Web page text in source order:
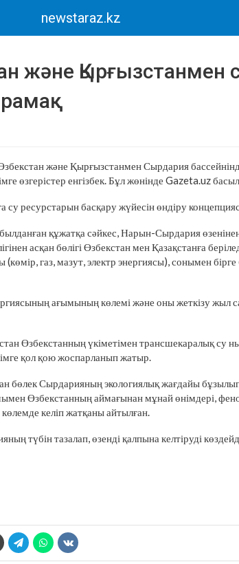
newstaraz.kz
және Қырғызстанмен
және Қырғызстанмен Сырдария
өзгерістер енгізбек. Бұл жөнінде Gazeta.uz
ресурстарын басқару жүйесін өндіру
құжатқа сәйкес, Нарын-Сырдария өзенінен
асқан бөлігі Өзбекстан мен Қазақстанға
газ, мазут, электр энергиясы), сонымен бірге
ағымының көлемі және оны жеткізу жыл
Өзбекстанның үкіметімен трансшекаралық су
қол қою жоспарланып жатыр.
бөлек Сырдарияның экологиялық жағдайы
Өзбекстанның аймағынан мұнай өнімдері,
келіп жатқаны айтылған.
түбін тазалап, өзенді қалпына келтіруді